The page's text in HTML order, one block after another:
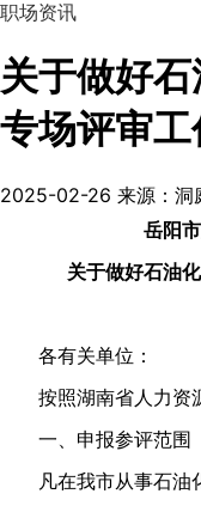
职场资讯
关于做好
专场评审
2025-02-26 来源：洞
岳阳
关于做好石油化
各有关单位：
按照湖南省人力资
一、申报参评范围
凡在我市从事石油